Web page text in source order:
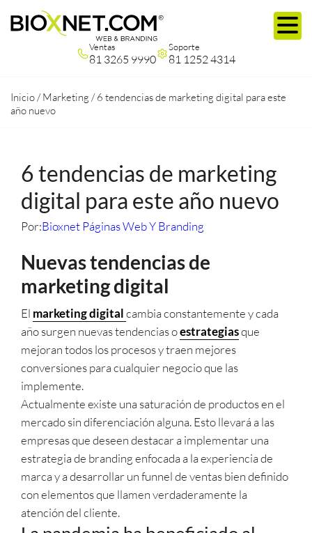
Ventas
81 3265 9990
Soporte
81 1252 4314
Inicio /Marketing /6 tendencias de marketing digital para este
año nuevo
6 tendencias de marketing
digital para este año nuevo
Por:Bioxnet Páginas Web Y Branding
Nuevas tendencias de
marketing digital
El marketing digitalcambia constantemente y cada
año surgen nuevas tendencias oestrategiasque
mejoran todos los procesos y traen mejores
conversiones para cualquier negocio que las
implemente.
Actualmente existe una saturación de productos en el
mercado sin diferenciación alguna. Esto llevará a las
empresas que deseen destacar a implementar una
estrategia de branding enfocada a la experiencia de
marca y a desarrollar un funnel de ventas bien definido
con elementos que llamen verdaderamente la
atención del cliente.